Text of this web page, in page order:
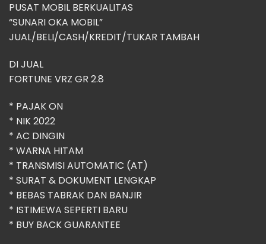
PUSAT MOBIL BERKUALITAS
“SUNARI OKA MOBIL”
JUAL/BELI/CASH/KREDIT/TUKAR TAMBAH
DI JUAL
FORTUNE VRZ GR 2.8
* ⁠PAJAK ON
* ⁠NIK 2022
* ⁠AC DINGIN
* WARNA HITAM
* TRANSMISI AUTOMATIC (AT)
* SURAT & DOKUMENT LENGKAP
* BEBAS TABRAK DAN BANJIR
* ISTIMEWA SEPERTI BARU
* BUY BACK GUARANTEE